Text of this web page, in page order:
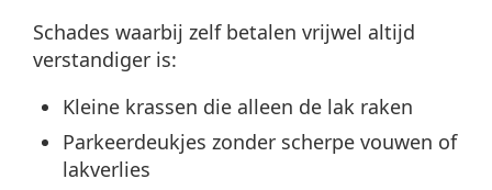
Schades waarbij zelf betalen vrijwel altijd
verstandiger is:
Kleine krassen die alleen de lak raken
Parkeerdeukjes zonder scherpe vouwen of
lakverlies